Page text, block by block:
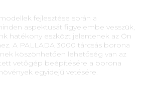
fejlesztése során a
aspektusát figyelembe vesszük,
hatékony eszközt jelentenek az Ön
A PALLADA 3000 tárcsás borona
köszönhetően lehetőség van az
vetőgép beépítésére a borona
egyidejű vetésére.